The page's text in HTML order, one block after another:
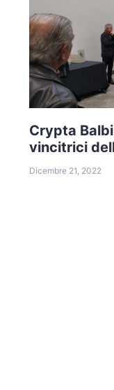
Crypta
vincitrici
Dicembre 21, 2022